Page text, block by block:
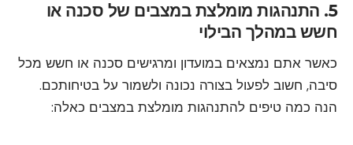
5. התנהגות מומלצת במצבים של סכנה או
חשש במהלך הבילוי
כאשר אתם נמצאים במועדון ומרגישים סכנה או חשש מכל
סיבה, חשוב לפעול בצורה נכונה ולשמור על בטיחותכם.
הנה כמה טיפים להתנהגות מומלצת במצבים כאלה: